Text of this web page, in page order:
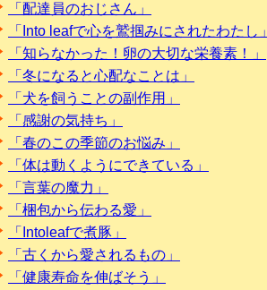
「配達員のおじさん」
「Into leafで心を鷲掴みにされたわたし」
「知らなかった！卵の大切な栄養素！」
「冬になると心配なことは」
「犬を飼うことの副作用」
「感謝の気持ち」
「春のこの季節のお悩み」
「体は動くようにできている」
「言葉の魔力」
「梱包から伝わる愛」
「Intoleafで煮豚」
「古くから愛されるもの」
「健康寿命を伸ばそう」